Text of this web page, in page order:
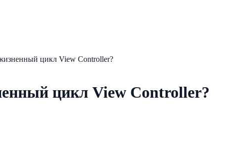
цикл View Controller?
цикл View Controller?